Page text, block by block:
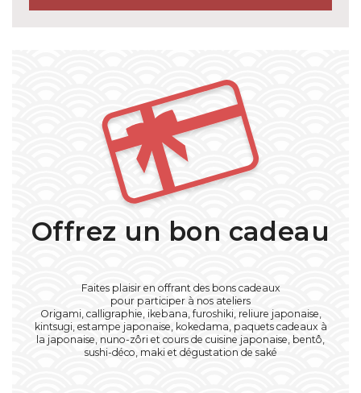
Offrez un bon cadeau
Faites plaisir en offrant des bons cadeaux
pour participer à nos ateliers
Origami, calligraphie, ikebana, furoshiki, reliure japonaise,
kintsugi, estampe japonaise, kokedama, paquets cadeaux à
la japonaise, nuno-zôri et cours de cuisine japonaise, bentô,
sushi-déco, maki et dégustation de saké